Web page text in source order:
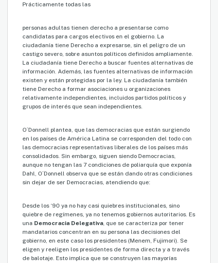
Prácticamente todas las
personas adultas tienen derecho a presentarse como
candidatas para cargos electivos en el gobierno. La
ciudadanía tiene Derecho a expresarse, sin el peligro de un
castigo severo, sobre asuntos políticos definidos ampliamente.
La ciudadanía tiene Derecho a buscar fuentes alternativas de
información. Además, las fuentes alternativas de información
existen y están protegidas por la ley. La ciudadanía también
tiene Derecho a formar asociaciones u organizaciones
relativamente independientes, incluidos partidos políticos y
grupos de interés que sean independientes.
O´Donnell plantea, que las democracias que están surgiendo
en los países de América Latina se corresponden del todo con
las democracias representativas liberales de los países más
consolidados. Sin embargo, siguen siendo Democracias,
aunque no tengan las 7 condiciones de poliarquía que exponía
Dahl, O´Donnell observa que se están dando otras condiciones
sin dejar de ser Democracias, atendiendo que:
Desde los ‘90 ya no hay casi quiebres institucionales, sino
quiebre de regímenes, ya no tenemos gobiernos autoritarios. Es
una Democracia Delegativa, que se caracteriza por tener
mandatarios concentran en su persona las decisiones del
gobierno, en este caso los presidentes (Menem, Fujimori). Se
eligen y reeligen los presidentes de forma directa y a través
de balotaje. Esto implica que se construyen las mayorías